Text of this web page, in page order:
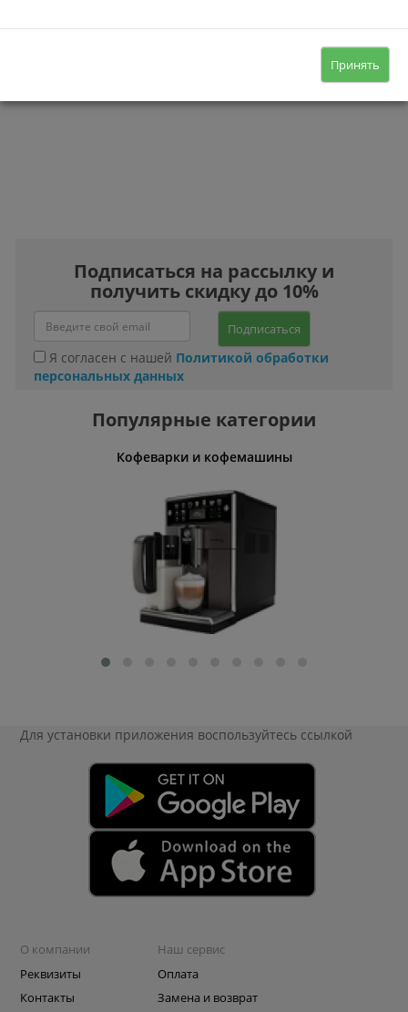
Подписаться на рассылку и
получить скидку до 10%
Подписаться
Я согласен с нашей Политикой обработки
персональных данных
Популярные категории
Кофеварки и кофемашины
Принять
Для установки приложения воспользуйтесь ссылкой
О компании
Реквизиты
Контакты
Наш сервис
Оплата
Замена и возврат